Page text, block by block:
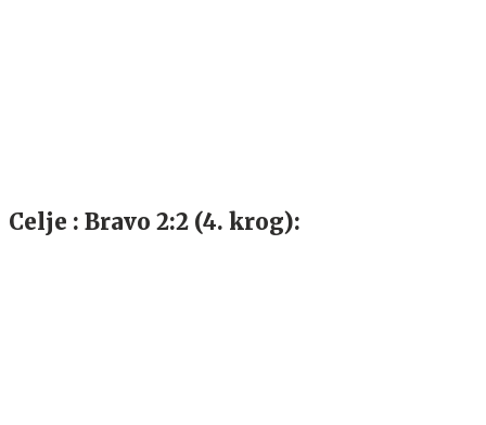
Celje : Bravo 2:2 (4. krog):